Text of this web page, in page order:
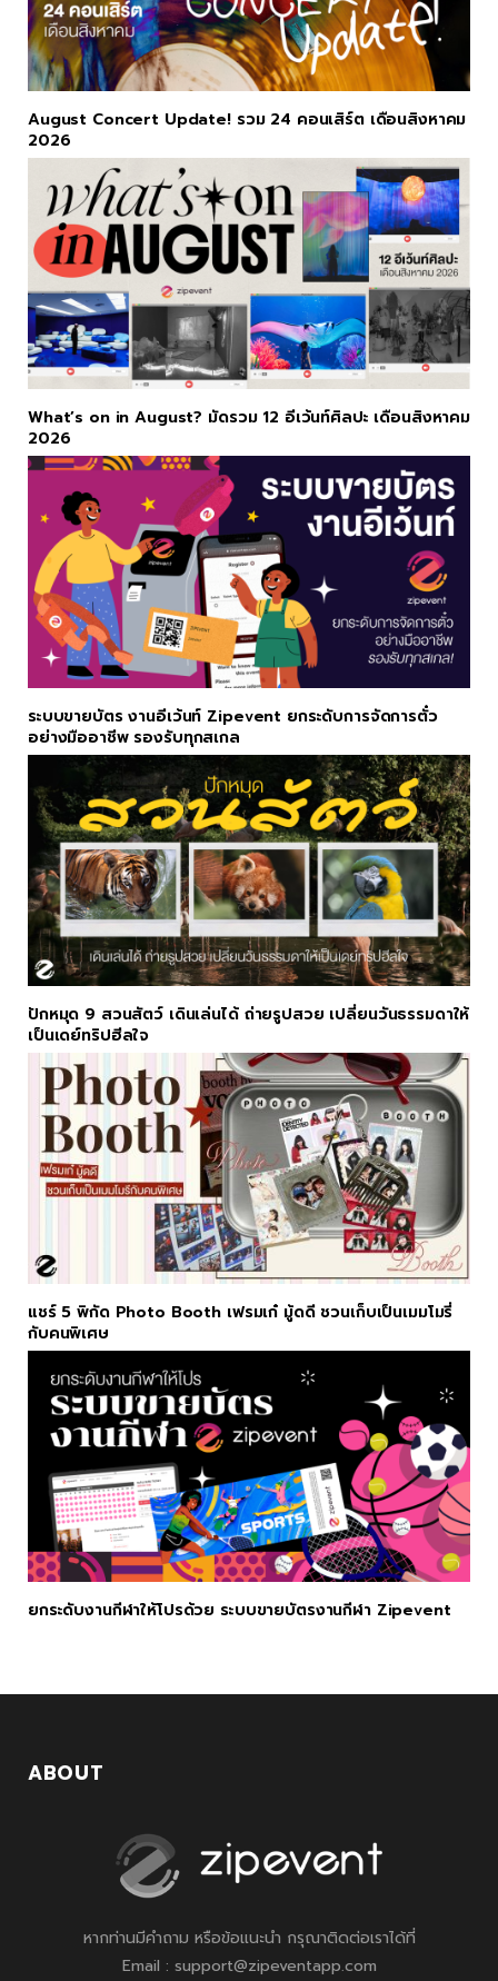
August Concert Update! รวม 24 คอนเสิร์ต เดือนสิงหาคม
2026
What’s on in August? มัดรวม 12 อีเว้นท์ศิลปะ เดือนสิงหาคม
2026
ระบบขายบัตร งานอีเว้นท์ Zipevent ยกระดับการจัดการตั๋ว
อย่างมืออาชีพ รองรับทุกสเกล
ปักหมุด 9 สวนสัตว์ เดินเล่นได้ ถ่ายรูปสวย เปลี่ยนวันธรรมดาให้
เป็นเดย์ทริปฮีลใจ
แชร์ 5 พิกัด Photo Booth เฟรมเก๋ มู้ดดี ชวนเก็บเป็นเมมโมรี่
กับคนพิเศษ
ยกระดับงานกีฬาให้โปรด้วย ระบบขายบัตรงานกีฬา Zipevent
ABOUT
หากท่านมีคำถาม หรือข้อแนะนำ กรุณาติดต่อเราได้ที่
Email : support@zipeventapp.com